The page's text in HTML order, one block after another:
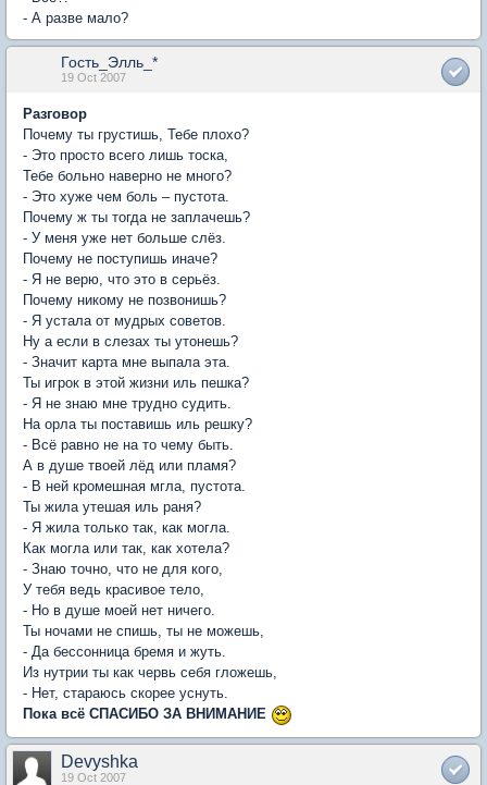
- А разве мало?
Гость_Элль_*
19 Oct 2007
Разговор
Почему ты грустишь, Тебе плохо?
- Это просто всего лишь тоска,
Тебе больно наверно не много?
- Это хуже чем боль – пустота.
Почему ж ты тогда не заплачешь?
- У меня уже нет больше слёз.
Почему не поступишь иначе?
- Я не верю, что это в серьёз.
Почему никому не позвонишь?
- Я устала от мудрых советов.
Ну а если в слезах ты утонешь?
- Значит карта мне выпала эта.
Ты игрок в этой жизни иль пешка?
- Я не знаю мне трудно судить.
На орла ты поставишь иль решку?
- Всё равно не на то чему быть.
А в душе твоей лёд или пламя?
- В ней кромешная мгла, пустота.
Ты жила утешая иль раня?
- Я жила только так, как могла.
Как могла или так, как хотела?
- Знаю точно, что не для кого,
У тебя ведь красивое тело,
- Но в душе моей нет ничего.
Ты ночами не спишь, ты не можешь,
- Да бессонница бремя и жуть.
Из нутрии ты как червь себя гложешь,
- Нет, стараюсь скорее уснуть.
Пока всё СПАСИБО ЗА ВНИМАНИЕ
Devyshka
19 Oct 2007